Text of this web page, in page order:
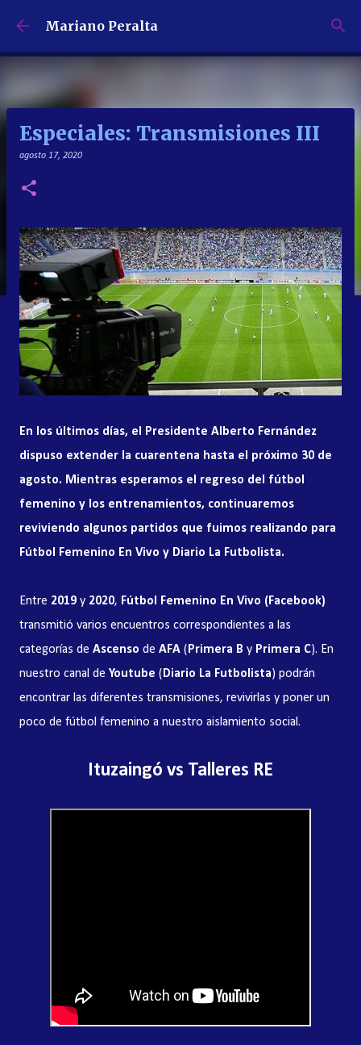
Ir al contenido principal
Mariano Peralta
Especiales: Transmisiones III
agosto 17, 2020
En los últimos días, el Presidente Alberto Fernández
dispuso extender la cuarentena hasta el próximo 30 de
agosto. Mientras esperamos el regreso del fútbol
femenino y los entrenamientos, continuaremos
reviviendo algunos partidos que fuimos realizando para
Fútbol Femenino En Vivo y Diario La Futbolista.
Entre 2019 y 2020, Fútbol Femenino En Vivo (Facebook)
transmitió varios encuentros correspondientes a las
categorías de Ascenso de AFA ( Primera B y Primera C). En
nuestro canal de Youtube (Diario La Futbolista) podrán
encontrar las diferentes transmisiones, revivirlas y poner un
poco de fútbol femenino a nuestro aislamiento social.
Ituzaingó vs Talleres RE